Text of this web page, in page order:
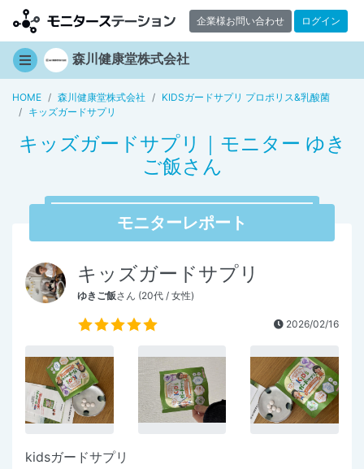
企業様お問い合わせ ログイン
森川健康堂株式会社
HOME 森川健康堂株式会社
KIDSガードサプリ プロポリス&乳酸菌
キッズガードサプリ
キッズガードサプリ｜モニター ゆき
ご飯さん
モニターレポート
キッズガードサプリ
ゆきご飯さん (20代 / 女性)
2026/02/16
kidsガードサプリ